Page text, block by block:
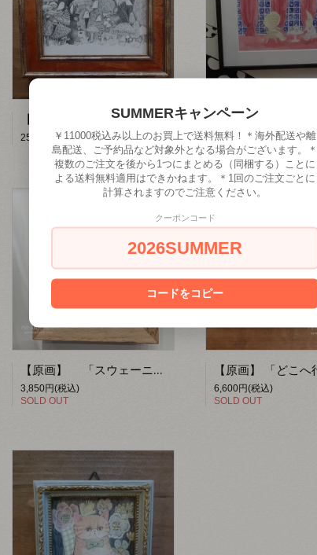
【原画】 「ラッパとふわふわ 」 【PiPi ANDERSEN】
25,300円(税込) 44,000円(税込)
【原画】 「スウェーニャ」 【PiPi ANDERSEN by fumiko】
3,850円(税込)
SOLD OUT
6,600円(税込)
SOLD OUT
SUMMERキャンペーン
￥11000税込み以上のお買上で送料無料！＊海外配送や離
島配送、ご予約品など対象外となる場合がございます。＊
複数のご注文を後から1つにまとめる（同梱する）ことに
よる送料無料適用はできかねます。＊1回のご注文ごとに
計算されますのでご注意ください。
クーポンコード
2026SUMMER
コードをコピー